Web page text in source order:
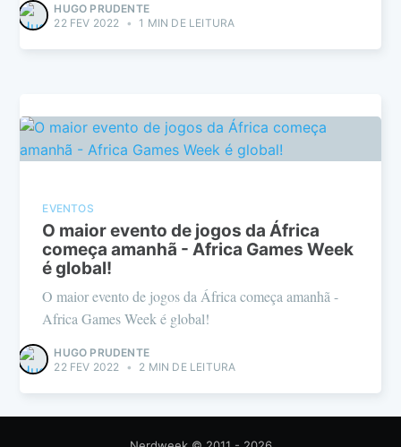
HUGO PRUDENTE
22 FEV 2022
• 1 MIN DE LEITURA
EVENTOS
O maior evento de jogos da África
começa amanhã - Africa Games Week
é global!
O maior evento de jogos da África começa amanhã -
Africa Games Week é global!
HUGO PRUDENTE
22 FEV 2022
• 2 MIN DE LEITURA